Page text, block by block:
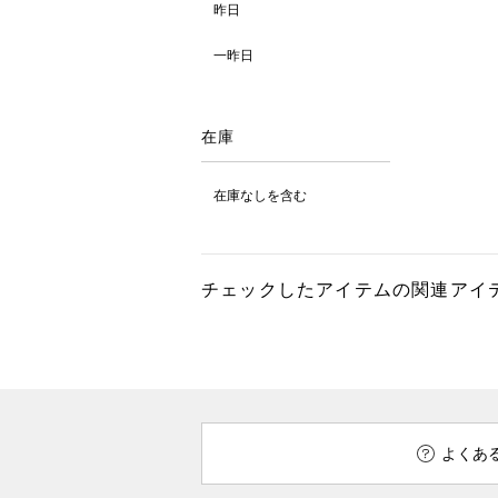
昨日
一昨日
在庫
在庫なしを含む
チェックしたアイテムの関連アイ
よくあ